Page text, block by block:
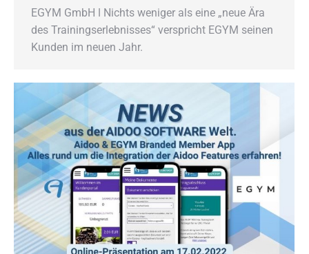
EGYM GmbH ǀ Nichts weniger als eine „neue Ära
des Trainingserlebnisses“ verspricht EGYM seinen
Kunden im neuen Jahr.